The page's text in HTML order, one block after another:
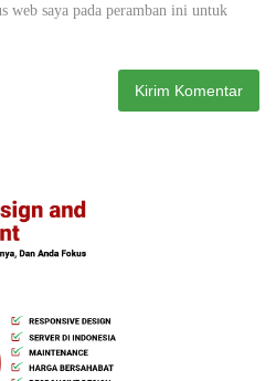
web saya pada peramban ini untuk